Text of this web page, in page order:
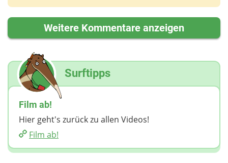
Weitere Kommentare anzeigen
Surftipps
Film ab!
Hier geht's zurück zu allen Videos!
Film ab!